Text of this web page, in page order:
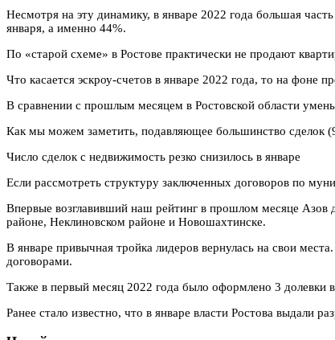
Несмотря на эту динамику, в январе 2022 года большая
января, а именно 44%.
По «старой схеме» в Ростове практически не продают
Что касается эскроу-счетов в январе 2022 года, то на фоне
В сравнении с прошлым месяцем в Ростовской области
Как мы можем заметить, подавляющее большинство сделок
Число сделок с недвижимость резко снизилось в январе
Если рассмотреть структуру заключенных договоров по
Впервые возглавивший наш рейтинг в прошлом месяце Азов
районе, Неклиновском районе и Новошахтинске.
В январе привычная тройка лидеров вернулась на свои
договорами.
Также в первый месяц 2022 года было оформлено 3 долевки
Ранее стало известно, что в январе власти Ростова выдали